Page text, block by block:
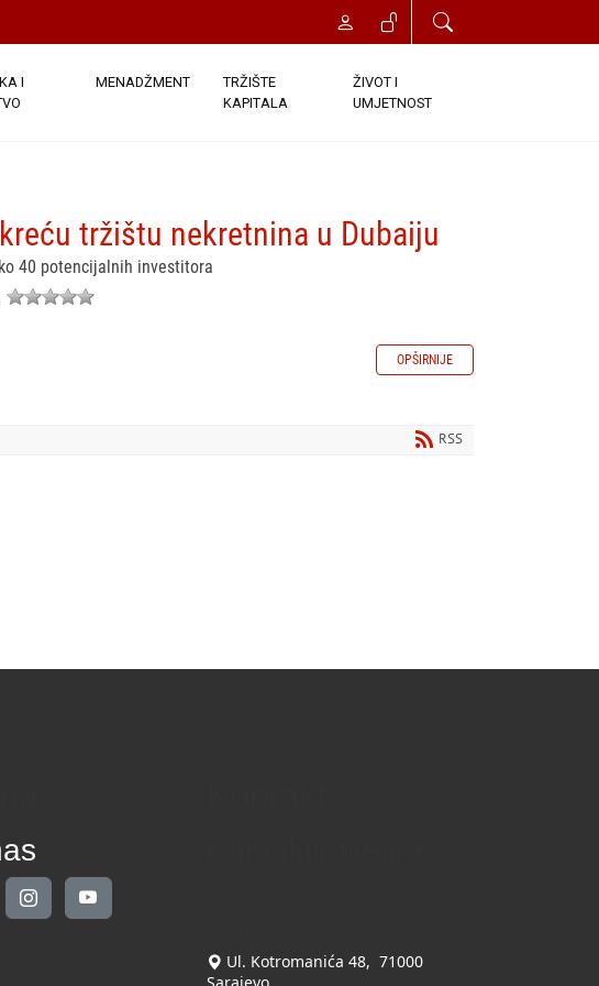
I
MENADŽMENT
TRŽIŠTE
KAPITALA
ŽIVOT I
UMJETNOST
tržištu nekretnina u Dubaiju
40 potencijalnih investitora
OPŠIRNIJE
RSS
Ul. Kotromanića 48, 71000